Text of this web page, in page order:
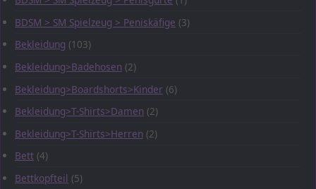
BDSM > SM Spielzeug > Peniskäfige (3)
Bekleidung (103)
Bekleidung>Badehosen (2)
Bekleidung>Boardshorts>Kinder (6)
Bekleidung>T-Shirts>Damen (2)
Bekleidung>T-Shirts>Herren (2)
Bett (4)
Bettkopfteil (5)